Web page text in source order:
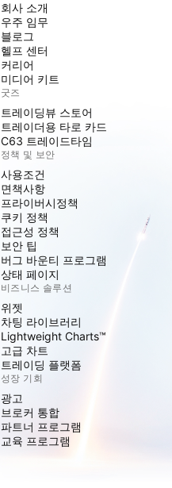
회사 소개
우주 임무
블로그
헬프 센터
커리어
미디어 키트
굿즈
트레이딩뷰 스토어
트레이더용 타로 카드
C63 트레이드타임
정책 및 보안
사용조건
면책사항
프라이버시정책
쿠키 정책
접근성 정책
보안 팁
버그 바운티 프로그램
상태 페이지
비즈니스 솔루션
위젯
차팅 라이브러리
Lightweight Charts™
고급 차트
트레이딩 플랫폼
성장 기회
광고
브로커 통합
파트너 프로그램
교육 프로그램